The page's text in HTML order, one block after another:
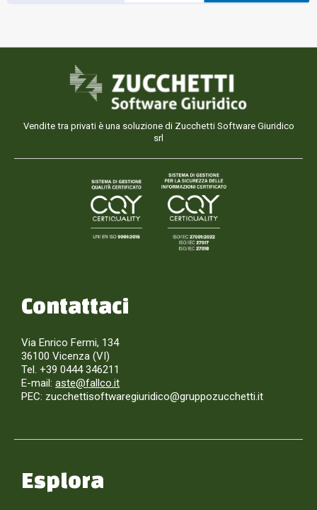
Vendite tra privati è una soluzione di Zucchetti Software Giuridico
srl
Contattaci
Via Enrico Fermi, 134
36100 Vicenza (VI)
Tel. +39 0444 346211
E-mail: aste@fallco.it
PEC: zucchettisoftwaregiuridico@gruppozucchetti.it
Esplora